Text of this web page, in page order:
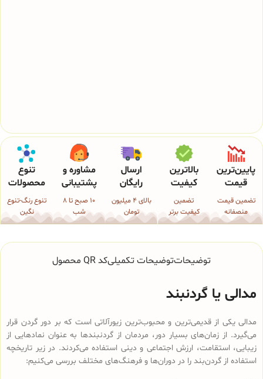
پایین‌ترین
قیمت
تضمین قیمت
منصفانه
بالاترین
کیفیت
تضمین
کیفیت برتر
ارسال
رایگان
بالای 4 میلیون
تومان
مشاوره و
پشتیبانی
10 صبح تا 8
شب
تنوع
محصولات
تنوع رنگ-تنوع
نگین
توضیحاتتوضیحات تکمیلیکد QR محصول
مدالی یا گردنبند
مدالی یکی از قدیمی‌ترین و محبوب‌ترین زیورآلاتی است که بر دور گردن قرار
می‌گیرد. از زمان‌های بسیار دور، مردمان از گردنبندها به عنوان نمادهایی از
زیبایی، استقامت، ارزش اجتماعی و دینی استفاده می‌کردند. در زیر تاریخچه
استفاده از گردن‌بند را در دوران‌ها و فرهنگ‌های مختلف بررسی می‌کنیم: